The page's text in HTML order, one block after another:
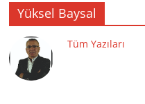
Yüksel Baysal
Tüm Yazıları